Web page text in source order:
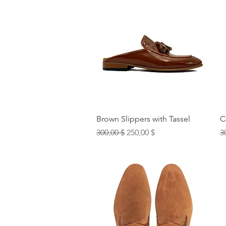
Быстрый просмотр
Brown Slippers with Tassel
Обычная цена
300,00 $ Цена со скидкой
250,00 $